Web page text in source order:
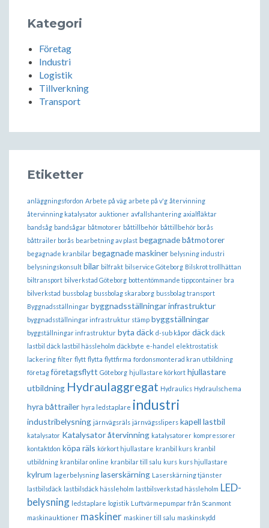
Kategori
Företag
Industri
Logistik
Tillverkning
Transport
Etiketter
anläggningsfordon Arbete på väg arbete på v'g återvinning
återvinning katalysator auktioner avfallshantering axialfläktar
bandsåg bandsågar båtmotorer båttillbehör båttillbehör borås
båttrailer borås bearbetning av plast begagnade båtmotorer
begagnade kranbilar begagnade maskiner belysning industri
belysningskonsult bilar bilfrakt bilservice Göteborg Bilskrot trollhättan
biltransport bilverkstad Göteborg bottentömmande tippcontainer bra
bilverkstad bussbolag bussbolag skaraborg bussbolag transport
Byggnadsställningar byggnadsställningar infrastruktur
byggnadsställningar infrastruktur stämp byggställningar
byggställningar infrastruktur byta däck d-sub kåpor däck däck
lastbil däck lastbil hässleholm däckbyte e-handel elektrostatisk
lackering filter flytt flytta flyttfirma fordonsmonterad kran utbildning
företag företagsflytt Göteborg hjullastare körkort hjullastare
utbildning Hydraulaggregat Hydraulics Hydraulschema
hyra båttrailer hyra ledstaplare industri
industribelysning järnvägsräls järnvägsslipers kapell lastbil
katalysator Katalysator återvinning katalysatorer kompressorer
kontaktdon köpa räls körkort hjullastare kranbil kurs kranbil
utbildning kranbilar online kranbilar till salu kurs kurs hjullastare
kylrum lagerbelysning laserskärning Laserskärning tjänster
lastbilsdäck lastbilsdäck hässleholm lastbilsverkstad hässleholm LED-
belysning ledstaplare logistik Luftvärmepumpar från Scanmont
maskinauktioner maskiner maskiner till salu maskinskydd